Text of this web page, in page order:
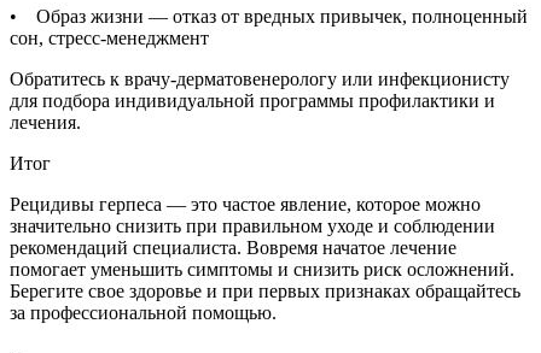
• Образ жизни — отказ от вредных привычек, полноценный
сон, стресс-менеджмент
Обратитесь к врачу-дерматовенерологу или инфекционисту
для подбора индивидуальной программы профилактики и
лечения.
Итог
Рецидивы герпеса — это частое явление, которое можно
значительно снизить при правильном уходе и соблюдении
рекомендаций специалиста. Вовремя начатое лечение
помогает уменьшить симптомы и снизить риск осложнений.
Берегите свое здоровье и при первых признаках обращайтесь
за профессиональной помощью.